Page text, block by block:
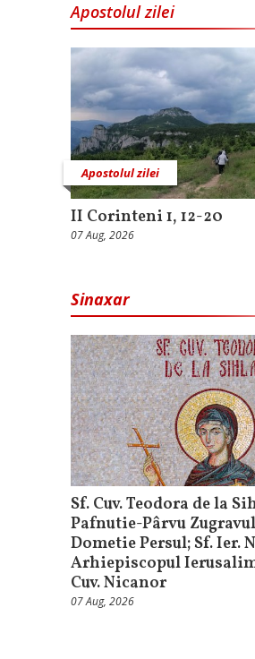
Apostolul zilei
Apostolul zilei
II Corinteni 1, 12-20
07 Aug, 2026
Sinaxar
Sf. Cuv. Teodora de la
Pafnutie-Pârvu
Dometie Persul; Sf. Ier.
Arhiepiscopul
Cuv. Nicanor
07 Aug, 2026